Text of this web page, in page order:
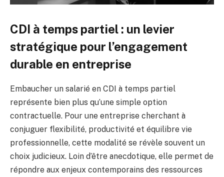
CDI à temps partiel : un levier
stratégique pour l’engagement
durable en entreprise
Embaucher un salarié en CDI à temps partiel
représente bien plus qu’une simple option
contractuelle. Pour une entreprise cherchant à
conjuguer flexibilité, productivité et équilibre vie
professionnelle, cette modalité se révèle souvent un
choix judicieux. Loin d’être anecdotique, elle permet de
répondre aux enjeux contemporains des ressources